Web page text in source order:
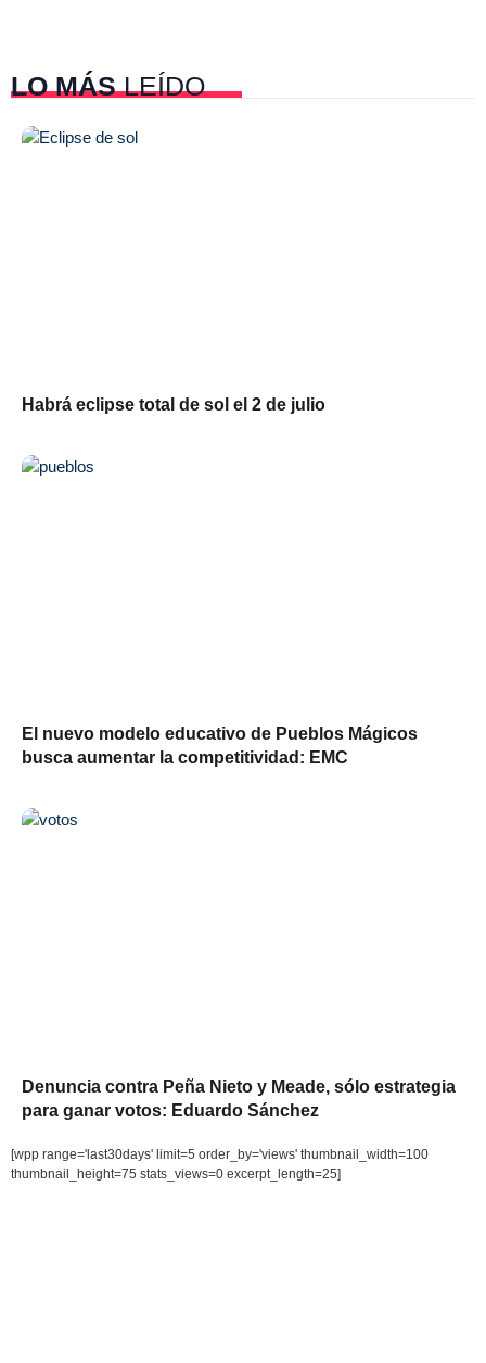
LO MÁSLEÍDO
Habrá eclipse total de sol el 2 de julio
El nuevo modelo educativo de Pueblos Mágicos
busca aumentar la competitividad: EMC
Denuncia contra Peña Nieto y Meade, sólo estrategia
para ganar votos: Eduardo Sánchez
[wpp range='last30days' limit=5 order_by='views' thumbnail_width=100
thumbnail_height=75 stats_views=0 excerpt_length=25]